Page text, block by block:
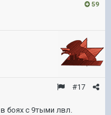
59
#17
боях с 9тыми лвл.